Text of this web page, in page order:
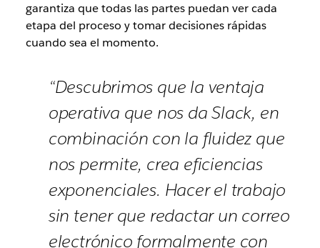
garantiza que todas las partes puedan ver cada
etapa del proceso y tomar decisiones rápidas
cuando sea el momento.
“Descubrimos que la ventaja
operativa que nos da Slack, en
combinación con la fluidez que
nos permite, crea eficiencias
exponenciales. Hacer el trabajo
sin tener que redactar un correo
electrónico formalmente con